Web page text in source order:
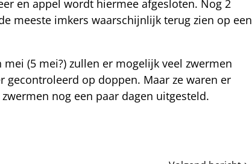
en appel wordt hiermee afgesloten. Nog 2
meeste imkers waarschijnlijk terug zien op een
(5 mei?) zullen er mogelijk veel zwermen
gecontroleerd op doppen. Maar ze waren er
nog een paar dagen uitgesteld.